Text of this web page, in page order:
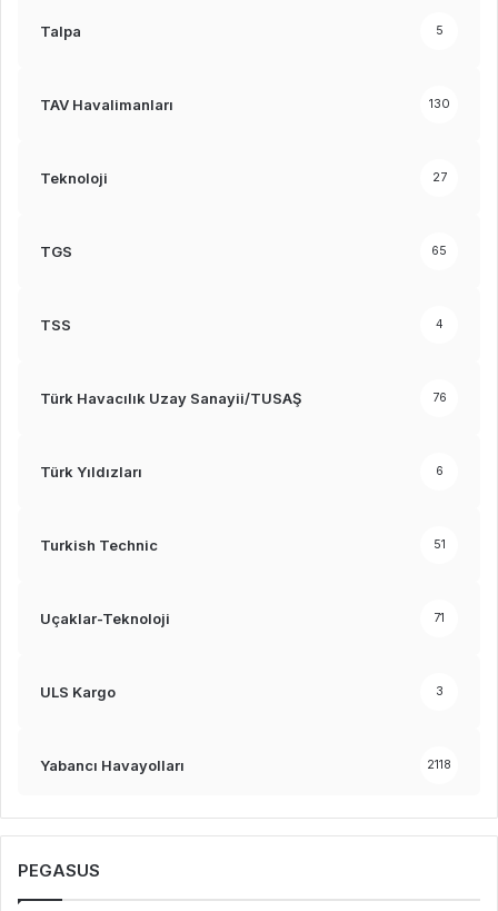
Talpa 5
TAV Havalimanları 130
Teknoloji 27
TGS 65
TSS 4
Türk Havacılık Uzay Sanayii/TUSAŞ 76
Türk Yıldızları 6
Turkish Technic 51
Uçaklar-Teknoloji 71
ULS Kargo 3
Yabancı Havayolları 2118
PEGASUS